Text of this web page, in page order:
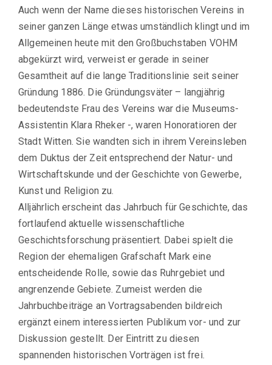
Auch wenn der Name dieses historischen Vereins in
seiner ganzen Länge etwas umständlich klingt und im
Allgemeinen heute mit den Großbuchstaben VOHM
abgekürzt wird, verweist er gerade in seiner
Gesamtheit auf die lange Traditionslinie seit seiner
Gründung 1886. Die Gründungsväter – langjährig
bedeutendste Frau des Vereins war die Museums-
Assistentin Klara Rheker -, waren Honoratioren der
Stadt Witten. Sie wandten sich in ihrem Vereinsleben
dem Duktus der Zeit entsprechend der Natur- und
Wirtschaftskunde und der Geschichte von Gewerbe,
Kunst und Religion zu.
Alljährlich erscheint das Jahrbuch für Geschichte, das
fortlaufend aktuelle wissenschaftliche
Geschichtsforschung präsentiert. Dabei spielt die
Region der ehemaligen Grafschaft Mark eine
entscheidende Rolle, sowie das Ruhrgebiet und
angrenzende Gebiete. Zumeist werden die
Jahrbuchbeiträge an Vortragsabenden bildreich
ergänzt einem interessierten Publikum vor- und zur
Diskussion gestellt. Der Eintritt zu diesen
spannenden historischen Vorträgen ist frei.